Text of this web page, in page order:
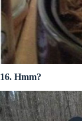
16. Hmm?